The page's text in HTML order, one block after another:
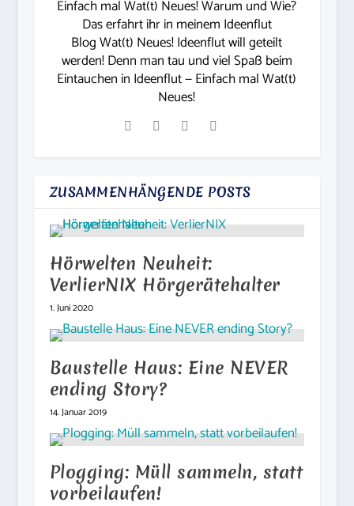
Einfach mal Wat(t) Neues! Warum und Wie?
Das erfahrt ihr in meinem Ideenflut
Blog Wat(t) Neues! Ideenflut will geteilt
werden! Denn man tau und viel Spaß beim
Eintauchen in Ideenflut — Einfach mal Wat(t)
Neues!
ZUSAMMENHÄNGENDE POSTS
Hörwelten Neuheit:
VerlierNIX Hörgerätehalter
1. Juni 2020
Baustelle Haus: Eine NEVER
ending Story?
14. Januar 2019
Plogging: Müll sammeln, statt
vorbeilaufen!